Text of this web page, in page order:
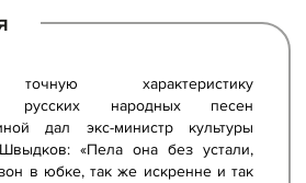
характеристику
русских народных песен
дал экс-министр культуры
«Пела она без устали,
в юбке, так же искренне и так